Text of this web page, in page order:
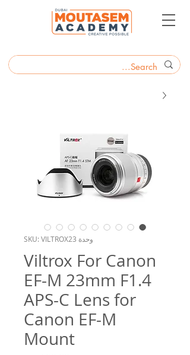
وحدة SKU: VILTROX23
Viltrox For Canon
EF-M 23mm F1.4
APS-C Lens for
Canon EF-M
Mount